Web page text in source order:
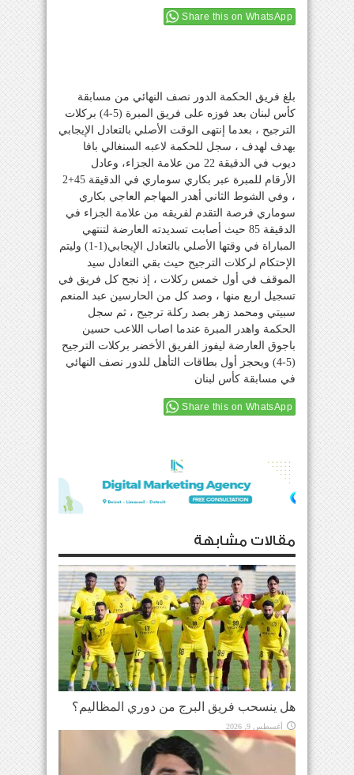
Share this on WhatsApp
بلغ فريق الحكمة الدور نصف النهائي من مسابقة
كأس لبنان بعد فوزه على فريق المبرة (5-4) بركلات
الترجيح ، بعدما إنتهى الوقت الأصلي بالتعادل الإيجابي
بهدف لهدف ، سجل للحكمة لاعبه السنغالي بافا
ديوب في الدقيقة 22 من علامة الجزاء، وعادل
الأرقام للمبرة عبر بكاري سوماري في الدقيقة 45+2
، وفي الشوط الثاني أهدر المهاجم العاجي بكاري
سوماري فرصة التقدم لفريقه من علامة الجزاء في
الدقيقة 85 حيث أصابت تسديدته العارضة لتنتهي
المباراة في وقتها الأصلي بالتعادل الإيجابي(1-1) وليتم
الإحتكام لركلات الترجيح حيث بقي التعادل سيد
الموقف في أول خمس ركلات ، إذ نجح كل فريق في
تسجيل اربع منها ، وصد كل من الحارسين عبد المنعم
سبيتي ومحمد زهر بصد ركلة ترجيح ، ثم سجل
الحكمة واهدر المبرة عندما اصاب اللاعب حسين
باجوق العارضة ليفوز الفريق الأخضر بركلات الترجيح
(5-4) ويحجز أول بطاقات التأهل للدور نصف النهائي
في مسابقة كأس لبنان
Share this on WhatsApp
مقالات مشابهة
هل ينسحب فريق البرج من دوري المظاليم؟
أغسطس 9, 2026